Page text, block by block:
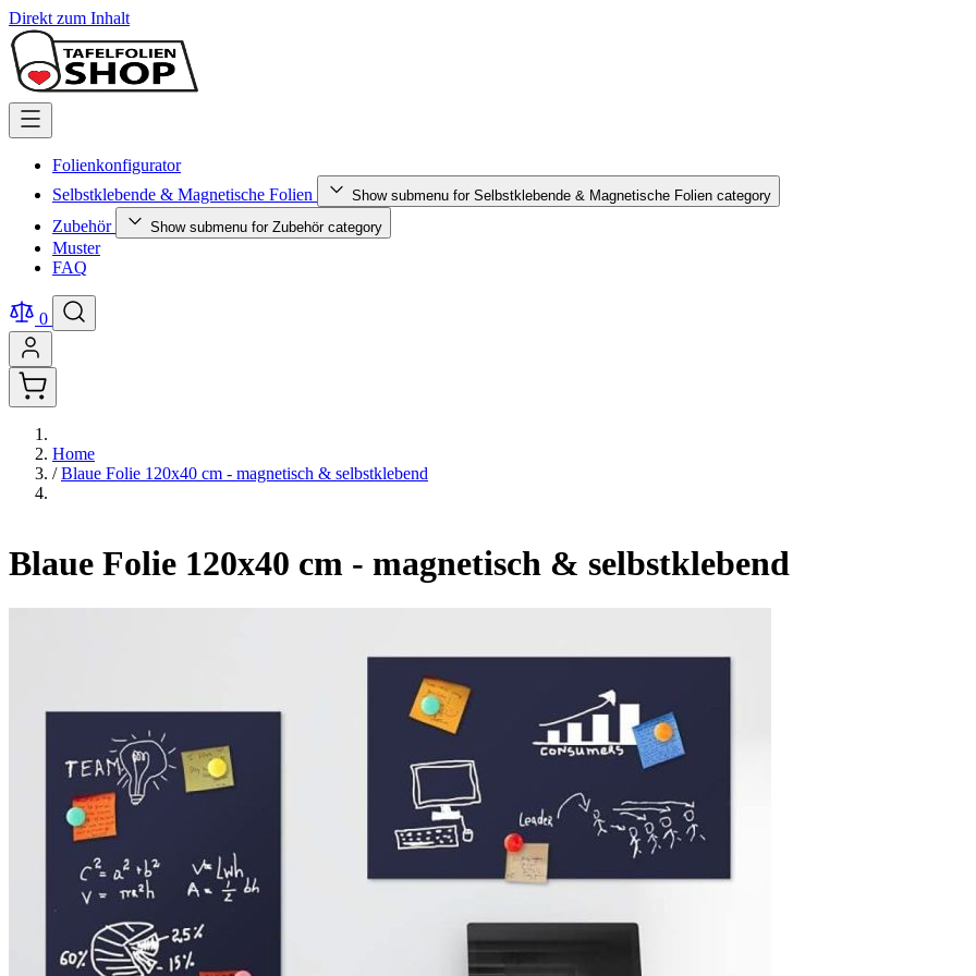
Direkt zum Inhalt
Folienkonfigurator
Selbstklebende & Magnetische Folien
Show submenu for Selbstklebende & Magnetische Folien category
Zubehör Show submenu for Zubehör category
Muster
FAQ
0
Home
/ Blaue Folie 120x40 cm - magnetisch & selbstklebend
Blaue Folie 120x40 cm - magnetisch & selbstklebend